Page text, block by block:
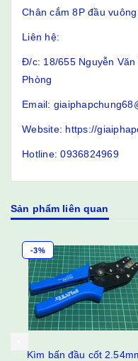
Chân cắm 8P đầu
Liên hệ:
Đ/c: 18/655 Nguyễn
Phòng
Email:
Website: https://
Hotline: 0936824969
Sản phẩm liên quan
-3%
Kìm bấn đầu cốt